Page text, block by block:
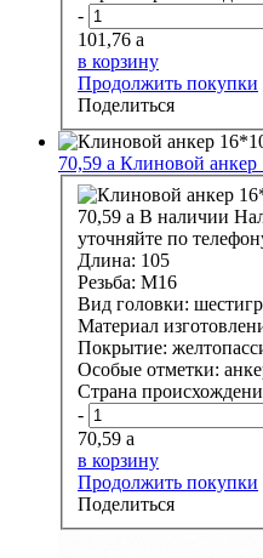
-
101,76 a
в корзину
Продолжить покупки
Поделиться
70,59 a Клиновой анкер
70,59 a В наличии
уточняйте по
Длина: 105
Резьба: М16
Вид головки:
Материал
Покрытие:
Особые отметки:
Страна
-
70,59 a
в корзину
Продолжить покупки
Поделиться